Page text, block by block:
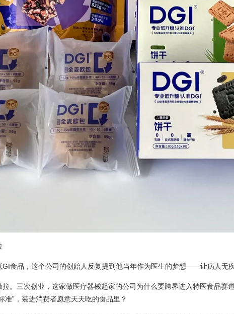
GI食品，这个公司的创始人反复提到他当年作为医生的梦想——让病人无疾
。三次创业，这家做医疗器械起家的公司为什么要跨界进入特医食品赛
准”，装进消费者愿意天天吃的食品里？